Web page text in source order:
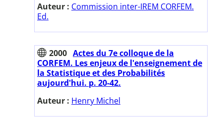
Auteur : Commission inter-IREM CORFEM.
Ed.
2000 Actes du 7e colloque de la
CORFEM. Les enjeux de l'enseignement de
la Statistique et des Probabilités
aujourd'hui. p. 20-42.
Auteur : Henry Michel